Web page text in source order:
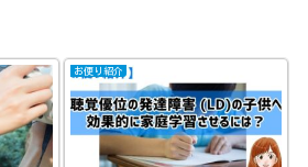
お便り紹介